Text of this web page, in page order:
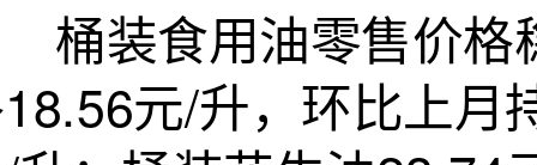
食用油零售价格稳
元/升，环比上月